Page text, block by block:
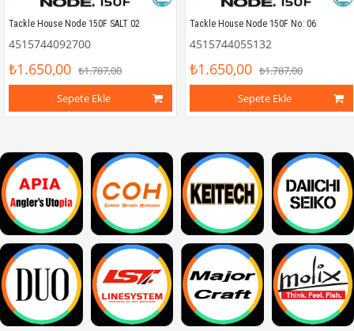
Tackle House Node 150F SALT 02
4515744092700
₺1.650,00 ₺1.787,00
Sepete Ekle
Tackle House Node 150F No: 06
4515744055132
₺1.650,00 ₺1.787,00
Sepete Ekle